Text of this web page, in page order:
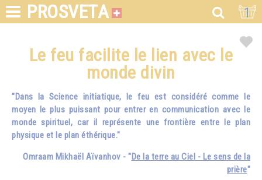
PROSVETA 1
Le feu facilite le lien avec le
monde divin
"Dans la Science initiatique, le feu est considéré comme le
moyen le plus puissant pour entrer en communication avec le
monde spirituel, car il représente une frontière entre le plan
physique et le plan éthérique."
Omraam Mikhaël Aïvanhov - "De la terre au Ciel - Le sens de la
prière"